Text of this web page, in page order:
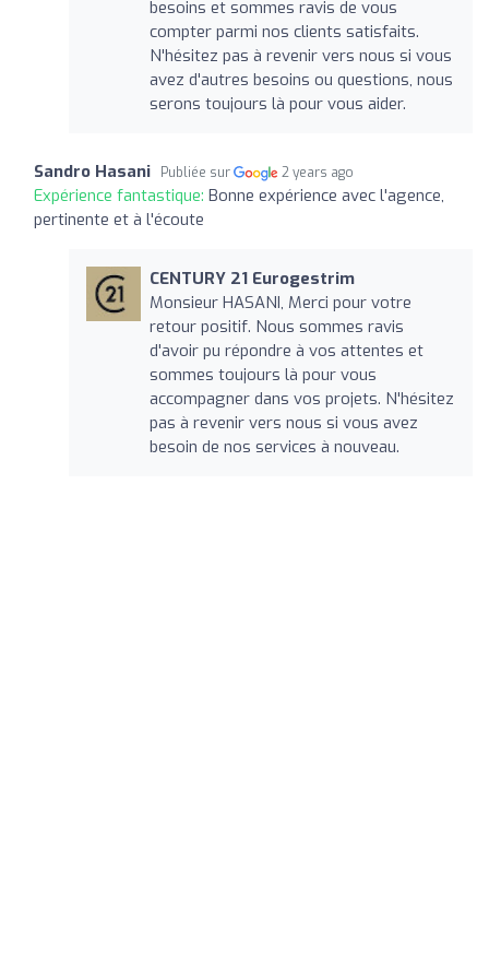
besoins et sommes ravis de vous
compter parmi nos clients satisfaits.
N'hésitez pas à revenir vers nous si vous
avez d'autres besoins ou questions, nous
serons toujours là pour vous aider.
Sandro Hasani Publiée sur 2 years ago
Expérience fantastique: Bonne expérience avec l'agence,
pertinente et à l'écoute
CENTURY 21 Eurogestrim
Monsieur HASANI, Merci pour votre
retour positif. Nous sommes ravis
d'avoir pu répondre à vos attentes et
sommes toujours là pour vous
accompagner dans vos projets. N'hésitez
pas à revenir vers nous si vous avez
besoin de nos services à nouveau.